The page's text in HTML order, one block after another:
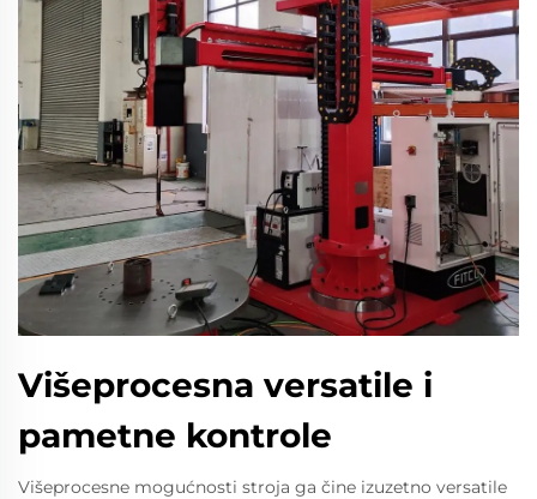
Višeprocesna versatile i
pametne kontrole
Višeprocesne mogućnosti stroja ga čine izuzetno versatile